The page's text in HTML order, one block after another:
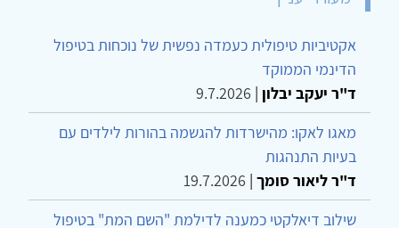
אקטיביות טיפולית כעמדה נפשית של נוכחות בטיפול
הדינמי הממוקד
ד"ר יעקב יבלון |
9.7.2026
מאגו לאקו: מהישרדות להגשמה בהורות לילדים עם
בעיות התנהגות
ד"ר ליאור סומך |
19.7.2026
שילוב דיאלקטי כמענה לדילמת "השם המת" בטיפול